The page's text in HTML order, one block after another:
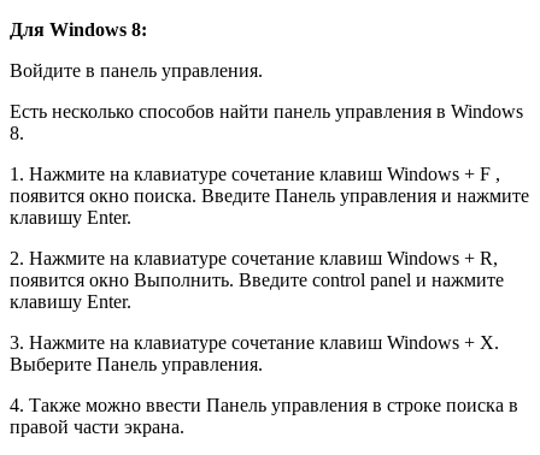
Для Windows 8:
Войдите в панель управления.
Есть несколько способов найти панель управления в Windows
8.
1. Нажмите на клавиатуре сочетание клавиш Windows + F ,
появится окно поиска. Введите Панель управления и нажмите
клавишу Enter.
2. Нажмите на клавиатуре сочетание клавиш Windows + R,
появится окно Выполнить. Введите control panel и нажмите
клавишу Enter.
3. Нажмите на клавиатуре сочетание клавиш Windows + X.
Выберите Панель управления.
4. Также можно ввести Панель управления в строке поиска в
правой части экрана.